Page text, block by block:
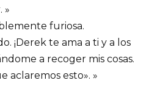
»
furiosa.
¡Derek te ama a ti y a los
a recoger mis cosas.
aclaremos esto». »